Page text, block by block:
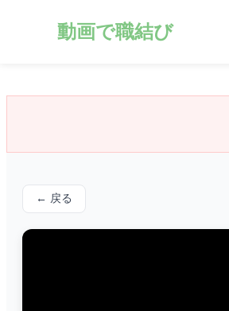
動画で職結び
← 戻る